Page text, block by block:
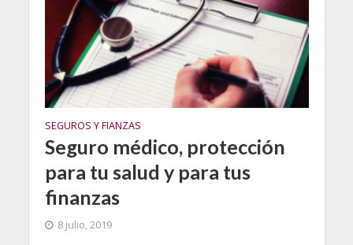
SEGUROS Y FIANZAS
Seguro médico, protección
para tu salud y para tus
finanzas
8 julio, 2019